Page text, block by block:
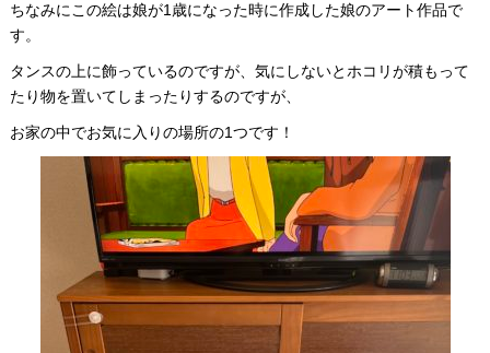
ちなみにこの絵は娘が1歳になった時に作成した娘のアート作品で
す。
タンスの上に飾っているのですが、気にしないとホコリが積もって
たり物を置いてしまったりするのですが、
お家の中でお気に入りの場所の1つです！